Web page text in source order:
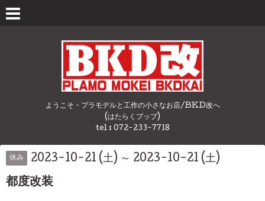
ようこそ・プラモデルと工作の小さなお店/BKD改へ
(はたらくプップ)
tel : 072-233-7718
休み 2023-10-21 (土) ～ 2023-10-21 (土)
都度改装